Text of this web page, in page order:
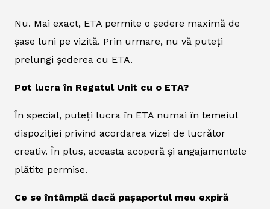
Nu. Mai exact, ETA permite o ședere maximă de
șase luni pe vizită. Prin urmare, nu vă puteți
prelungi șederea cu ETA.
Pot lucra în Regatul Unit cu o ETA?
În special, puteți lucra în ETA numai în temeiul
dispoziției privind acordarea vizei de lucrător
creativ. În plus, aceasta acoperă și angajamentele
plătite permise.
Ce se întâmplă dacă pașaportul meu expiră